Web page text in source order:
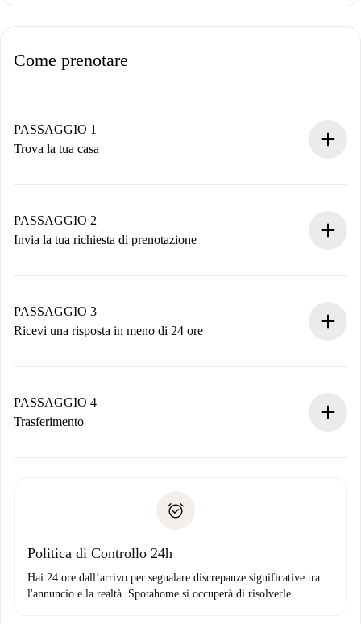
Come prenotare
PASSAGGIO 1
Trova la tua casa
Hai tutte le informazioni necessarie in anticipo.
PASSAGGIO 2
Invia la tua richiesta di prenotazione
non accetta.
PASSAGGIO 3
Ricevi una risposta in meno di 24 ore
contatto con il proprietario.
Se rifiutata: non ti addebiteremo nulla e ti proporremo
Domiciliazione del pagamento
PASSAGGIO 4
Trasferimento
solo se non segnali problemi.
Politica di Controllo 24h
Hai 24 ore dall’arrivo per segnalare discrepanze significative tra
l'annuncio e la realtà. Spotahome si occuperà di risolverle.